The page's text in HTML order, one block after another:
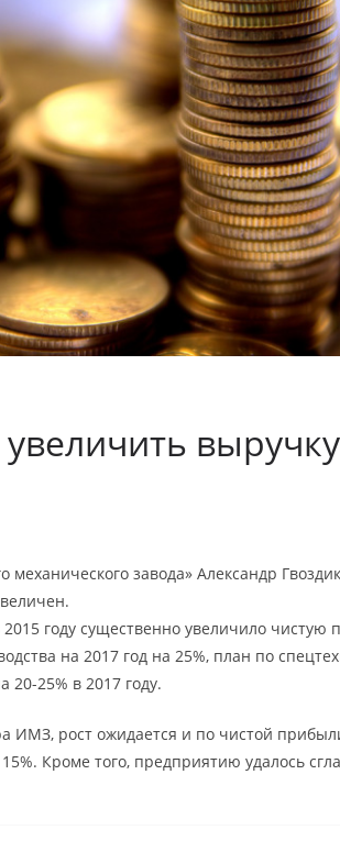
завода» Александр
году существенно увеличило чистую
на 2017 год на 25%, план по
20-25% в 2017 году.
ИМЗ, рост ожидается и по чистой
Кроме того, предприятию удалось